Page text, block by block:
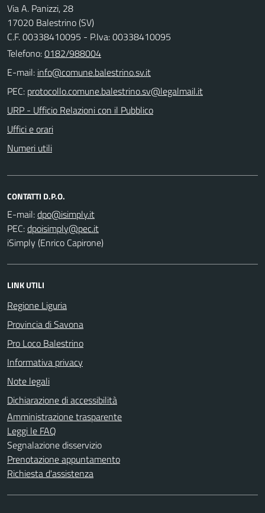
Via A. Panizzi, 28
17020 Balestrino (SV)
C.F. 00338410095 - P.Iva: 00338410095
Telefono:0182/988004
E-mail:
PEC:
URP - Ufficio Relazioni con il Pubblico
Uffici e orari
Numeri utili
CONTATTI D.P.O.
E-mail:
PEC:
iSimply (Enrico Capirone)
LINK UTILI
Regione Liguria
Provincia di Savona
Pro Loco Balestrino
Informativa privacy
Note legali
Dichiarazione di accessibilità
Amministrazione trasparente
Leggi le FAQ
Segnalazione disservizio
Prenotazione appuntamento
Richiesta d'assistenza